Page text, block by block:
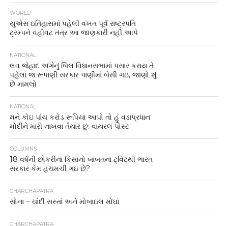
WORLD
યુએસ ઇતિહાસમાં પહેલી વખત પૂર્વ રાષ્ટ્રપતિ
ટ્રમ્પને વહીવટ તંત્ર આ જાણકારી નહીં આપે
NATIONAL
લવ જેહાદ અંગેનું બિલ વિધાનસભામાં પસાર કરાય તે
પહેલાં જ રૂપાણી સરકાર પાણીમાં બેસી ગઇ, જાણો શું
છે મામલો
NATIONAL
મને કોઇ પાંચ કરોડ રૂપિયા આપો તો હું વડાપ્રધાન
મોદીને મારી નાખવા તૈયાર છું: વાયરલ પોસ્ટ
COLUMNS
18 વર્ષની છોકરીના કિસાનો બાબતના ટ્વિટથી ભારત
સરકાર કેમ હચમચી ગઇ છે?
CHARCHAPATRA
સોના – ચાંદી સસ્તાં અને મોબાઇલ મોંઘાં
CHARCHAPATRA